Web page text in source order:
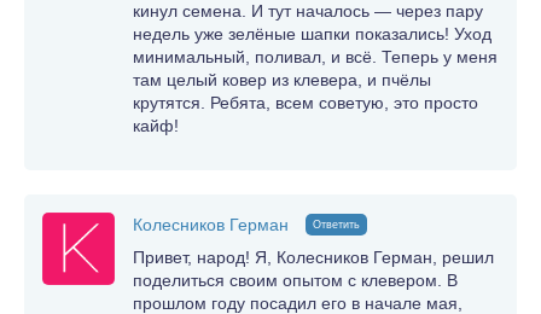
кинул семена. И тут началось — через пару
недель уже зелёные шапки показались! Уход
минимальный, поливал, и всё. Теперь у меня
там целый ковер из клевера, и пчёлы
крутятся. Ребята, всем советую, это просто
кайф!
Колесников Герман Ответить
Привет, народ! Я, Колесников Герман, решил
поделиться своим опытом с клевером. В
прошлом году посадил его в начале мая,